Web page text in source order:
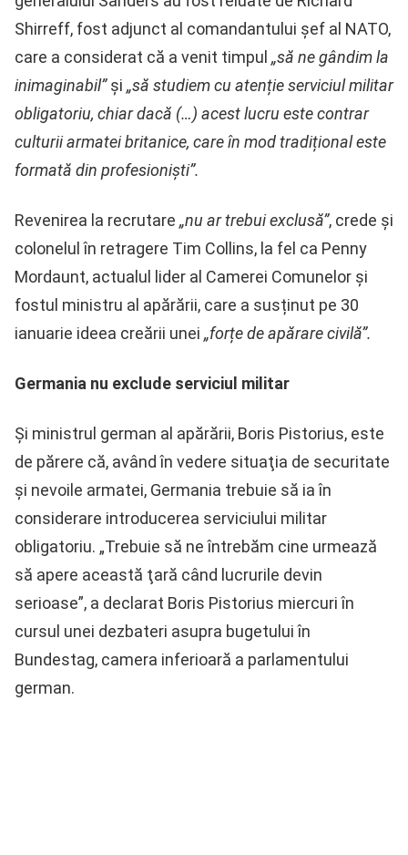
Shirreff, fost adjunct al comandantului șef al NATO,
care a considerat că a venit timpul „să ne gândim la
inimaginabil”și „să studiem cu atenție serviciul militar
obligatoriu, chiar dacă (…) acest lucru este contrar
culturii armatei britanice, care în mod tradițional este
formată din profesioniști”.
Revenirea la recrutare „nu ar trebui exclusă”, crede și
colonelul în retragere Tim Collins, la fel ca Penny
Mordaunt, actualul lider al Camerei Comunelor și
fostul ministru al apărării, care a susținut pe 30
ianuarie ideea creării unei „forțe de apărare civilă”.
Germania nu exclude serviciul militar
Și ministrul german al apărării, Boris Pistorius, este
de părere că, având în vedere situaţia de securitate
şi nevoile armatei, Germania trebuie să ia în
considerare introducerea serviciului militar
obligatoriu. „Trebuie să ne întrebăm cine urmează
să apere această ţară când lucrurile devin
serioase”, a declarat Boris Pistorius miercuri în
cursul unei dezbateri asupra bugetului în
Bundestag, camera inferioară a parlamentului
german.